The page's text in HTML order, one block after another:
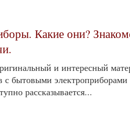
Какие они?
и интересный
с бытовыми
рассказывается...